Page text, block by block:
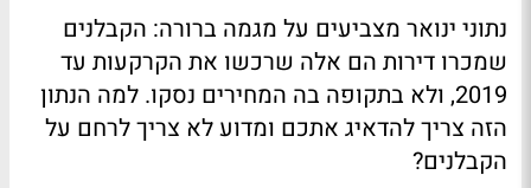
נתוני ינואר מצביעים על מגמה ברורה: הקבלנים
שמכרו דירות הם אלה שרכשו את הקרקעות עד
2019, ולא בתקופה בה המחירים נסקו. למה הנתון
הזה צריך להדאיג אתכם ומדוע לא צריך לרחם על
הקבלנים?